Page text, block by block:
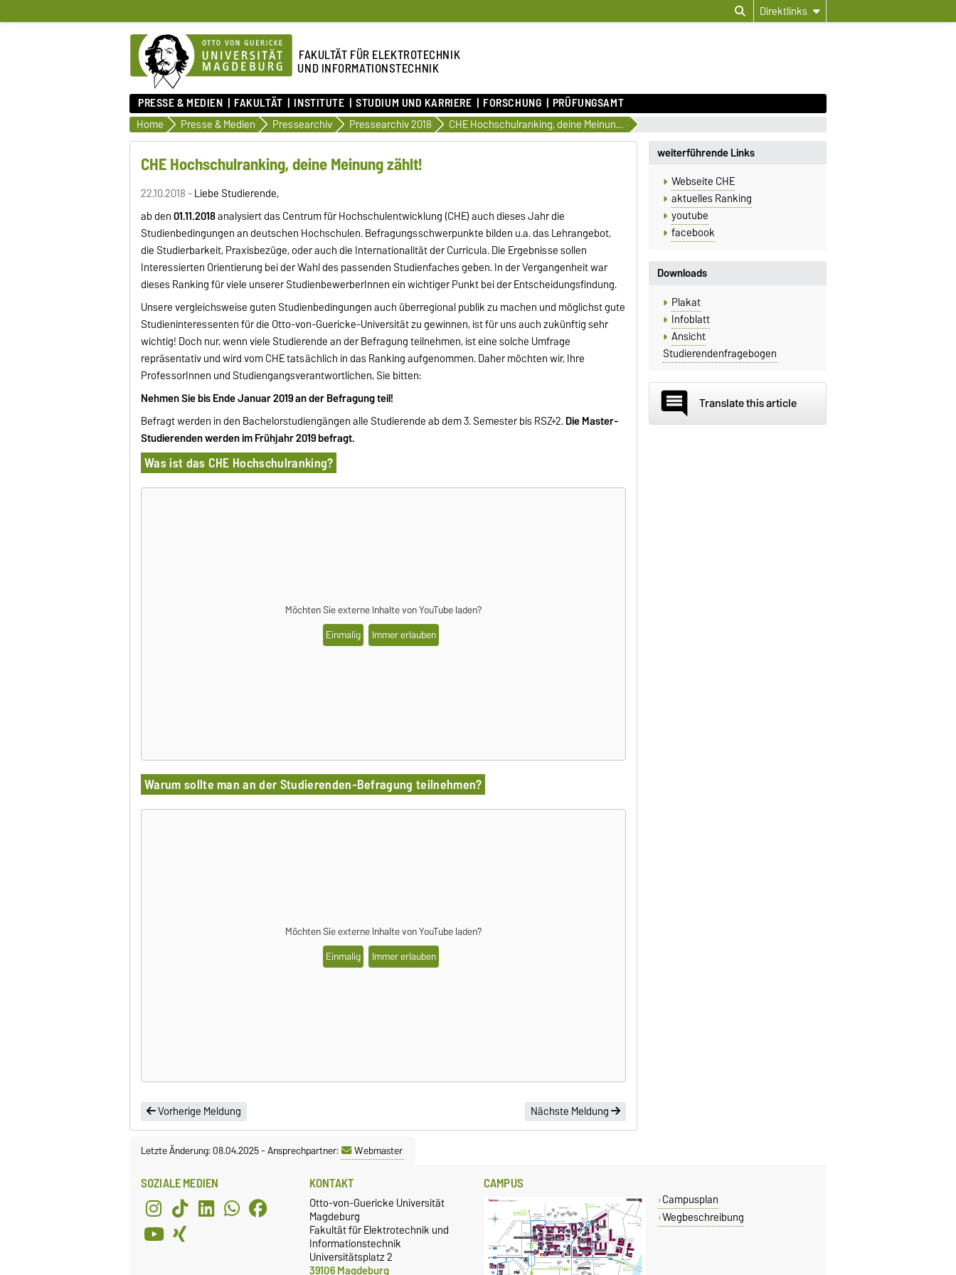
Direktlinks
FAKULTÄT FÜR ELEKTROTECHNIK
UND INFORMATIONSTECHNIK
PRESSE & MEDIEN FAKULTÄT INSTITUTE STUDIUM UND KARRIERE FORSCHUNG PRÜFUNGSAMT
Home Presse & Medien Pressearchiv Pressearchiv 2018 CHE Hochschulranking, deine Meinung zählt!
CHE Hochschulranking, deine Meinung zählt!
22.10.2018 -Liebe Studierende,
ab den01.11.2018analysiert das Centrum für Hochschulentwicklung (CHE) auch dieses Jahr die
Studienbedingungen an deutschen Hochschulen. Befragungsschwerpunkte bilden u.a. das Lehrangebot,
die Studierbarkeit, Praxisbezüge, oder auch die Internationalität der Curricula. Die Ergebnisse sollen
Interessierten Orientierung bei der Wahl des passenden Studienfaches geben. In der Vergangenheit war
dieses Ranking für viele unserer StudienbewerberInnen ein wichtiger Punkt bei der Entscheidungsfindung.
Unsere vergleichsweise guten Studienbedingungen auch überregional publik zu machen und möglichst gute
Studieninteressenten für die Otto-von-Guericke-Universität zu gewinnen, ist für uns auch zukünftig sehr
wichtig! Doch nur, wenn viele Studierende an der Befragung teilnehmen, ist eine solche Umfrage
repräsentativ und wird vom CHE tatsächlich in das Ranking aufgenommen. Daher möchten wir, Ihre
ProfessorInnen und Studiengangsverantwortlichen, Sie bitten:
Nehmen Sie bis Ende Januar 2019 an der Befragung teil!
Befragt werden in den Bachelorstudiengängen alle Studierende ab dem 3. Semester bis RSZ+2.Die Master-
Studierenden werden im Frühjahr 2019 befragt.
Was ist das CHE Hochschulranking?
Möchten Sie externe Inhalte vonYouTubeladen?
Einmalig
Immer erlauben
Warum sollte man an der Studierenden-Befragung teilnehmen?
Möchten Sie externe Inhalte vonYouTubeladen?
Einmalig
Immer erlauben
Vorherige Meldung Nächste Meldung
weiterführende Links
Webseite CHE
aktuelles Ranking
youtube
facebook
Downloads
Plakat
Infoblatt
Ansicht
Studierendenfragebogen
comment Translate this article
Letzte Änderung: 08.04.2025-Ansprechpartner: Webmaster
SOZIALE MEDIEN KONTAKT
Otto-von-Guericke Universität
Magdeburg
Fakultät für Elektrotechnik und
Informationstechnik
Universitätsplatz 2
39106 Magdeburg
CAMPUS
Campusplan
Wegbeschreibung